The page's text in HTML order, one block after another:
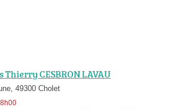
CESBRON LAVAU
49300 Cholet